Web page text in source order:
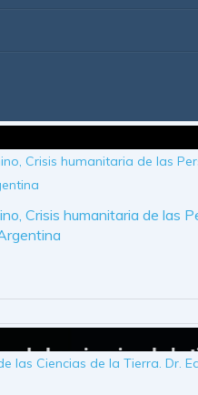
Crisis humanitaria de las